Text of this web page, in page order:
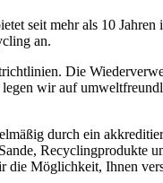
seit mehr als 10
an.
Die
wir auf
durch ein
Recyclingprodukte
Möglichkeit, Ihnen